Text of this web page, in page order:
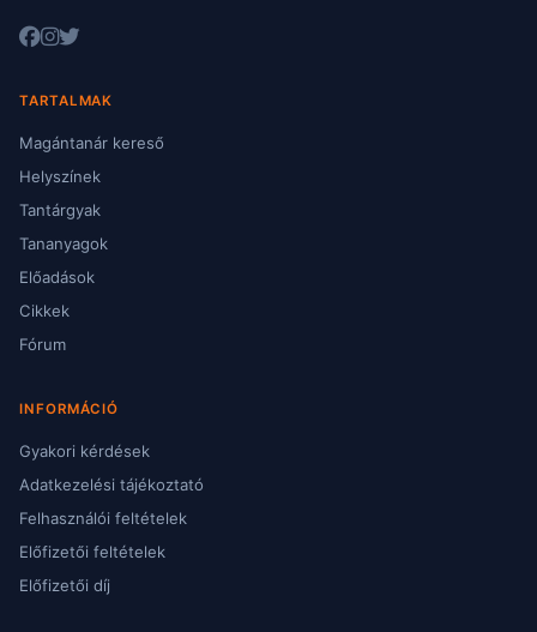
TARTALMAK
Magántanár kereső
Helyszínek
Tantárgyak
Tananyagok
Előadások
Cikkek
Fórum
INFORMÁCIÓ
Gyakori kérdések
Adatkezelési tájékoztató
Felhasználói feltételek
Előfizetői feltételek
Előfizetői díj